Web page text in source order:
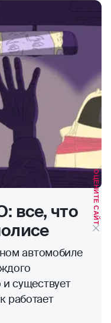
все, что
автомобиле
существует
работает
ОЦЕНИТЕ САЙТ